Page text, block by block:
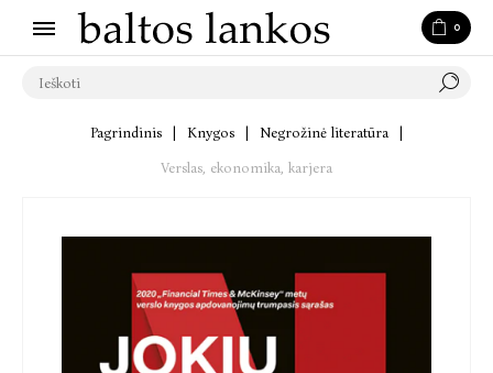
0
Pagrindinis Knygos Negrožinė literatūra
Verslas, ekonomika, karjera